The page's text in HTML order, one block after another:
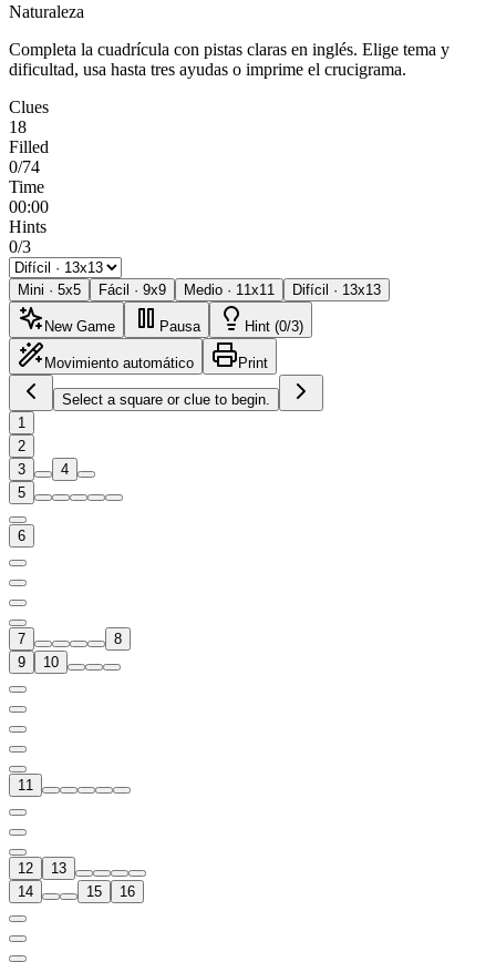
Naturaleza
Completa la cuadrícula con pistas claras en inglés. Elige tema y
dificultad, usa hasta tres ayudas o imprime el crucigrama.
Clues
18
Filled
0/74
Time
00:00
Hints
0/3
Mini · 5x5 Fácil · 9x9 Medio · 11x11 Difícil · 13x13
New Game Pausa Hint (0/3)
Movimiento automático Print
Select a square or clue to begin.
1
2
3
4
5
6
7
8
9
10
11
12
13
14
15 16